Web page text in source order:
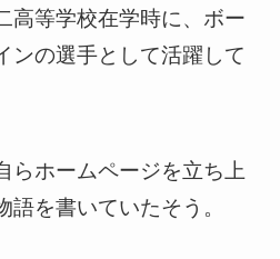
高等学校在学時に、ボー
ンの選手として活躍して
らホームページを立ち上
を書いていたそう。